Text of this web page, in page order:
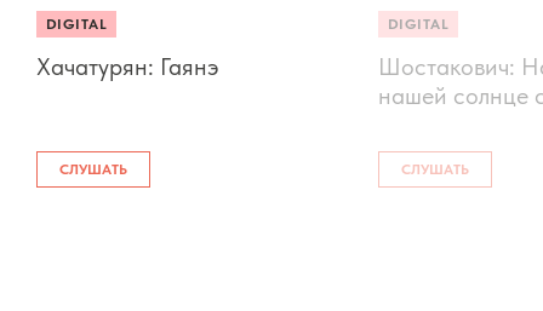
DIGITAL
Хачатурян: Гаянэ
СЛУШАТЬ
DIGITAL
Шостакович:
нашей солнце
СЛУШАТЬ